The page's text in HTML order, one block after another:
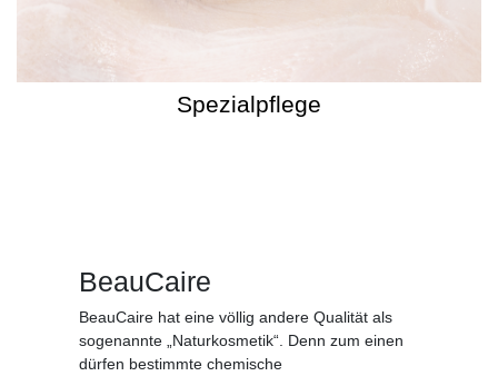
Spezialpflege
BeauCaire
BeauCaire hat eine völlig andere Qualität als
sogenannte „Naturkosmetik“. Denn zum einen
dürfen bestimmte chemische